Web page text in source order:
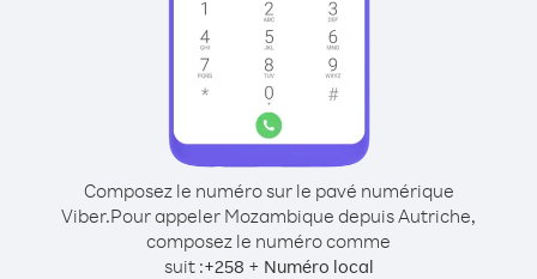
Composez le numéro sur le pavé numérique
Viber.Pour appeler Mozambique depuis Autriche,
composez le numéro comme
suit :+258 + Numéro local